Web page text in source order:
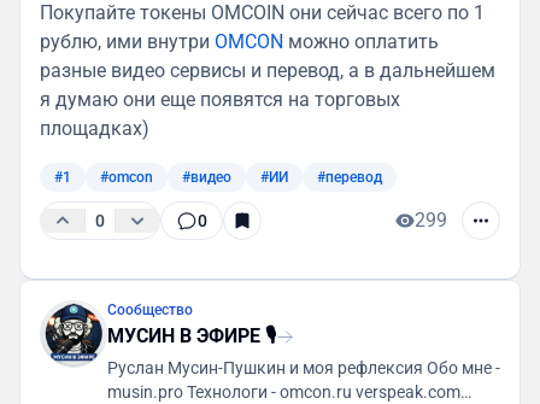
Покупайте токены OMCOIN они сейчас всего по 1
рублю, ими внутри OMCON можно оплатить
разные видео сервисы и перевод, а в дальнейшем
я думаю они еще появятся на торговых
площадках)
#1 #omcon #видео #ИИ #перевод
0 0 299
Сообщество
МУСИН В ЭФИРЕ 🎙
Руслан Мусин-Пушкин и моя рефлексия Обо мне -
musin.pro Технологи - omcon.ru verspeak.com